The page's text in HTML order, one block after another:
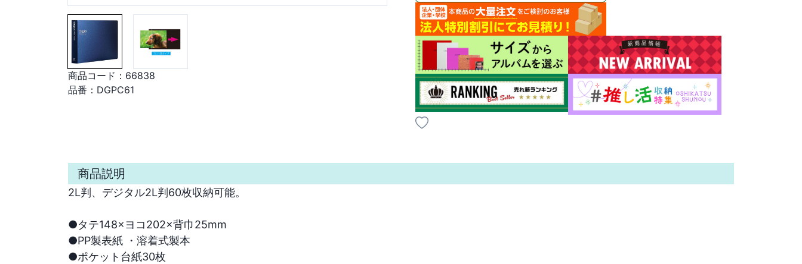
商品コード： 66838
品番： DGPC61
商品説明
2L判、デジタル2L判60枚収納可能。
●タテ148×ヨコ202×背巾25mm
●PP製表紙 ・溶着式製本
●ポケット台紙30枚